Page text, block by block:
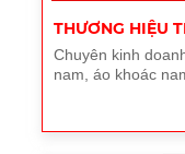
THƯƠNG HIỆU
Chuyên kinh
nam, áo khoác